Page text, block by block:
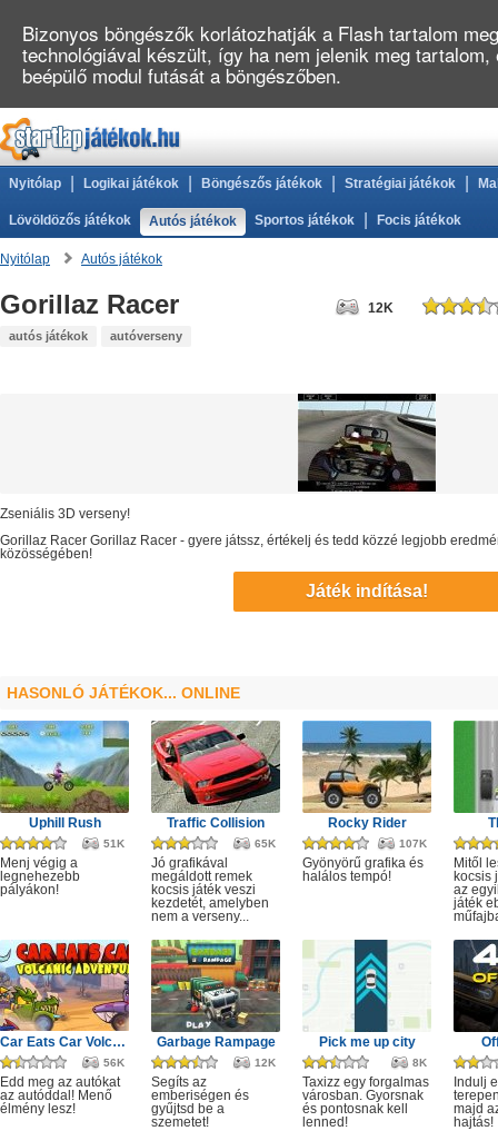
Nyitólap Logikai játékok Böngészős játékok Stratégiai játékok
Lövöldözős játékok Autós játékok Sportos játékok Focis játékok
Nyitólap Autós játékok
Gorillaz Racer
autós játékok autóverseny
12K
Zseniális 3D verseny!
Gorillaz Racer
- gyere játssz, értékelj és tedd közzé legjobb
Gorillaz Racer
közösségében!
Játék indítása!
HASONLÓ JÁTÉKOK... ONLINE
Uphill Rush
51K
Menj végig a
legnehezebb
pályákon!
Traffic Collision
65K
Jó grafikával
megáldott remek
kocsis játék veszi
kezdetét, amelyben
nem a verseny...
Rocky Rider
107K
Gyönyörű grafika és
halálos tempó!
Mitől
kocsis
az
játék
Car Eats Car Volcanic Adventure
56K
Edd meg az autókat
az autóddal! Menő
élmény lesz!
Garbage Rampage
12K
Segíts az
emberiségen és
gyűjtsd be a
szemetet!
Pick me up city
8K
Taxizz egy forgalmas
városban. Gyorsnak
és pontosnak kell
lenned!
Indulj
majd
hajtás!
Bizonyos böngészők korlátozhatják a Flash tartalom
technológiával készült, így ha nem jelenik meg
beépülő modul futását a böngészőben.